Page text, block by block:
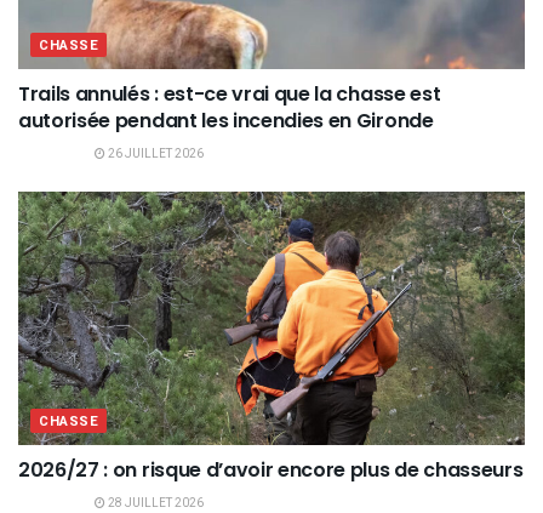
CHASSE
Trails annulés : est-ce vrai que la chasse est
autorisée pendant les incendies en Gironde
26 JUILLET 2026
CHASSE
2026/27 : on risque d’avoir encore plus de chasseurs
28 JUILLET 2026